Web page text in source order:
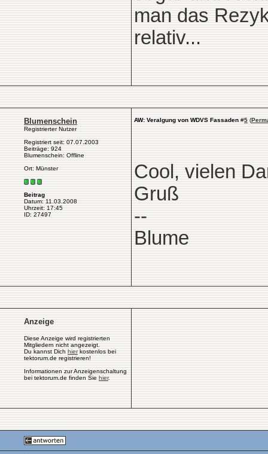
man das
relativ...
Blumenschein
Registrierter Nutzer
Registriert seit: 07.07.2003
Beiträge: 924
Blumenschein: Offline
Ort: Münster
Beitrag
Datum: 11.03.2008
Uhrzeit: 17:45
ID: 27497
AW: Veralgung von WDVS Fassaden #5 (
Cool, vielen
Gruß
--
Blume
Anzeige
Diese Anzeige wird registrierten
Mitgliedern nicht angezeigt.
Du kannst Dich hierkostenlos bei
tektorum.de registrieren!
Informationen zur Anzeigenschaltung
bei tektorum.de finden Sie hier.